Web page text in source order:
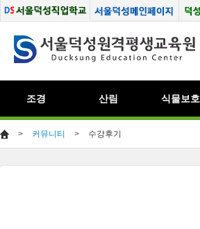
조경 산림 식물보호
> 커뮤니티 > 수강후기